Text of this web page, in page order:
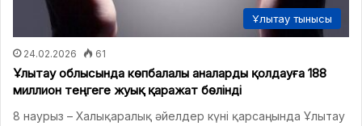
Ұлытау тынысы
24.02.2026 61
Ұлытау облысында көпбалалы аналарды қолдауға 188
миллион теңгеге жуық қаражат бөлінді
8 наурыз – Халықаралық әйелдер күні қарсаңында Ұлытау